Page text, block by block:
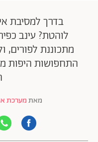
בדרך למסיבת
לוהטת? עינב
מתכוננת לפורים,
התחפושות היפות
מאתמערכת